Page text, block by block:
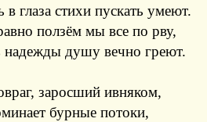
глаза стихи пускать умеют.
ползём мы все по рву,
надежды душу вечно греют.
заросший ивняком,
бурные потоки,